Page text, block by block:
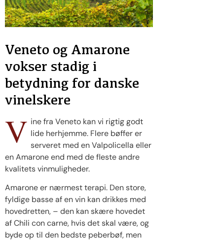
Veneto og Amarone
vokser stadig i
betydning for danske
vinelskere
V ine fra Veneto kan vi rigtig godt
lide herhjemme. Flere bøffer er
serveret med en Valpolicella eller
en Amarone end med de fleste andre
kvalitets vinmuligheder.
Amarone er nærmest terapi. Den store,
fyldige basse af en vin kan drikkes med
hovedretten, – den kan skære hovedet
af Chili con carne, hvis det skal være, og
byde op til den bedste peberbøf, men